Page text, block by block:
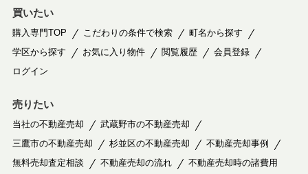
買いたい
購入専門TOP こだわりの条件で検索
町名から探す
学区から探す
お気に入り物件 閲覧履歴
会員登録
ログイン
売りたい
当社の不動産売却
武蔵野市の不動産売却
三鷹市の不動産売却
杉並区の不動産売却
不動産売却事例
無料売却査定相談
不動産売却の流れ 不動産売却時の諸費用